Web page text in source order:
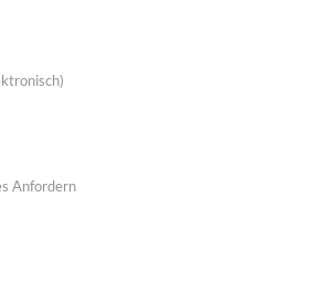
Anfordern